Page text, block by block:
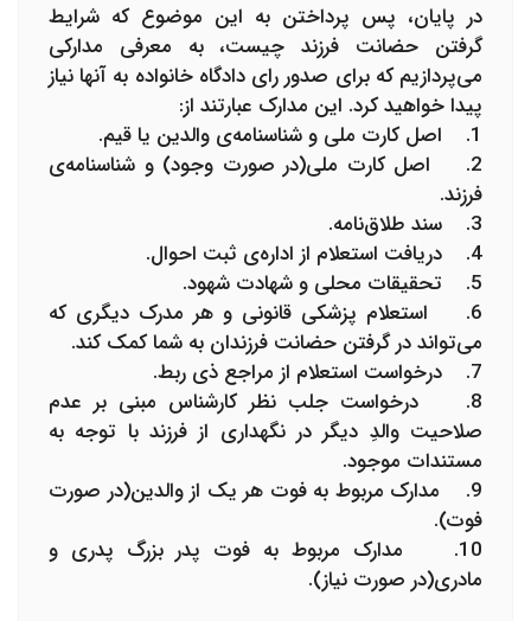
در پایان، پس پرداختن به این موضوع که شرایط
گرفتن حضانت فرزند چیست، به معرفی مدارکی
می‌پردازیم که برای صدور رای دادگاه خانواده به آنها نیاز
پیدا خواهید کرد. این مدارک عبارتند از:
1. اصل کارت ملی و شناسنامه‌ی والدین یا قیم.
2. اصل کارت ملی(در صورت وجود) و شناسنامه‌ی
فرزند.
3. سند طلاق‌نامه.
4. دریافت استعلام از اداره‌ی ثبت احوال.
5. تحقیقات محلی و شهادت شهود.
6. استعلام پزشکی قانونی و هر مدرک دیگری که
می‌تواند در گرفتن حضانت فرزندان به شما کمک کند.
7. درخواست استعلام از مراجع ذی ربط.
8. درخواست جلب نظر کارشناس مبنی بر عدم
صلاحیت والدِ دیگر در نگهداری از فرزند با توجه به
مستندات موجود.
9. مدارک مربوط به فوت هر یک از والدین(در صورت
فوت).
10. مدارک مربوط به فوت پدر بزرگ پدری و
مادری(در صورت نیاز).